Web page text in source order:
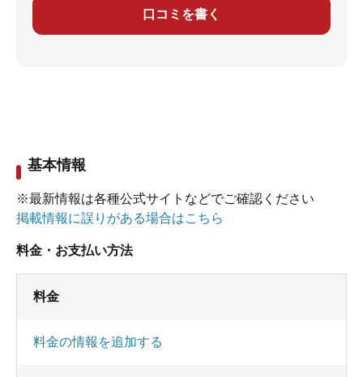
口コミを書く
基本情報
※最新情報は各種公式サイトなどでご確認ください
掲載情報に誤りがある場合はこちら
料金・お支払い方法
料金
料金の情報を追加する